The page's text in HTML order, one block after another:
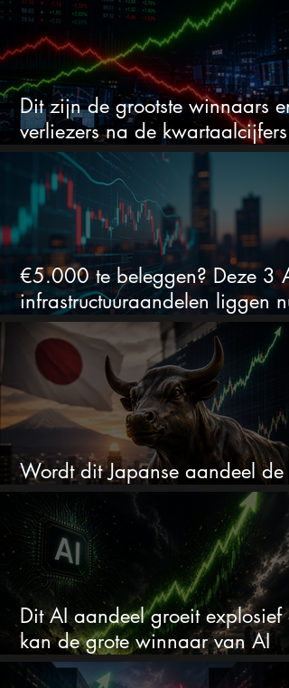
Dit zijn de grootste winnaars en
verliezers na de kwartaalcijfers
(2 springen eruit)
€5.000 te beleggen? Deze 3
infrastructuuraandelen liggen nu
in de uitverkoop
Wordt dit Japanse aandeel de
comeback kid van 2026?
Dit AI aandeel groeit explosief
kan de grote winnaar van AI
worden